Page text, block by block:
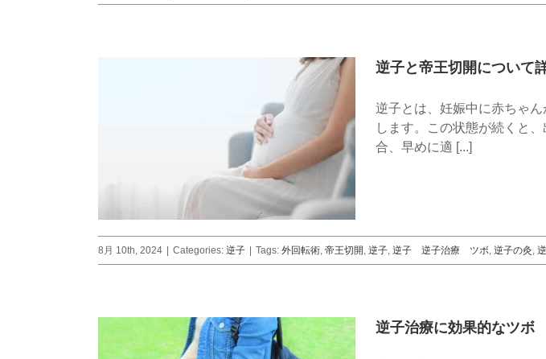
逆子と帝王切開について
逆子とは、妊娠中に赤ちゃ
します。この状態が続くと
合、早めに適 [...]
8月 10th, 2024 Categories: 逆子 Tags: 外回転術, 帝王切開 , 逆子, 逆子 逆子治療 ツボ, 逆子の灸,
逆子治療に効果的なツボ